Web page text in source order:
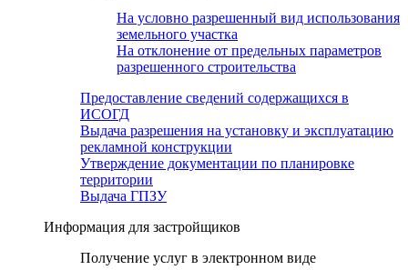
На условно разрешенный вид использования
земельного участка
На отклонение от предельных параметров
разрешенного строительства
Предоставление сведений содержащихся в
ИСОГД
Выдача разрешения на установку и эксплуатацию
рекламной конструкции
Утверждение документации по планировке
территории
Выдача ГПЗУ
Информация для застройщиков
Получение услуг в электронном виде